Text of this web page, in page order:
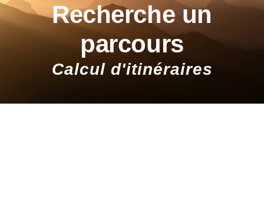
Recherche un
parcours
Calcul d'itinéraires